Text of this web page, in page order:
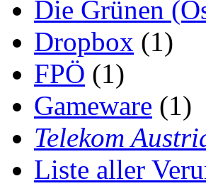
Die Grünen
Dropbox (1)
FPÖ (1)
Gameware (1)
Telekom
Liste aller